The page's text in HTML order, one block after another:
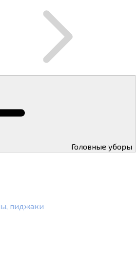
Головные уборы
пиджаки